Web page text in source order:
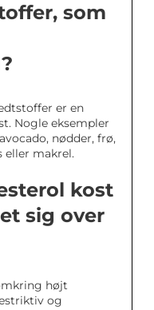
som
er en
Nogle eksempler
nødder, frø,
eller makrel.
kost
sig over
højt
og